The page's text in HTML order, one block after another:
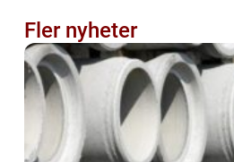
Fler nyheter